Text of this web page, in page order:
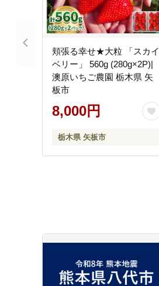
頬張る幸せ★大粒 「スカイ
ベリー」 560g (280g×2P)|
澳原いちご農園 栃木県 矢
板市
8,000円
栃木県 矢板市